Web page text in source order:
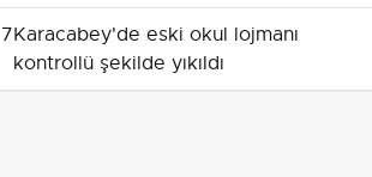
7Karacabey'de eski okul lojmanı
kontrollü şekilde yıkıldı